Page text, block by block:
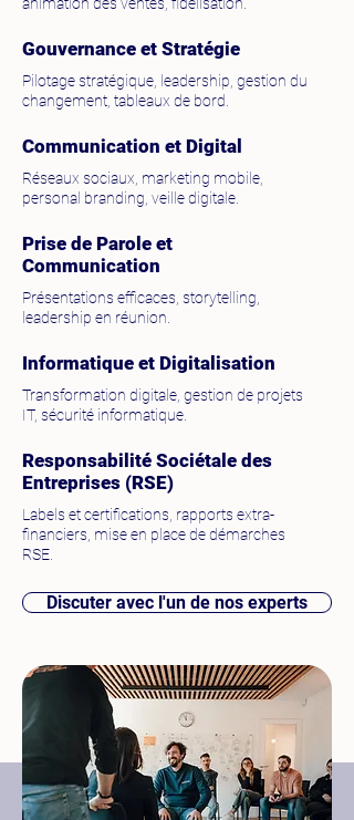
Gouvernance et Stratégie
Pilotage stratégique, leadership, gestion du
changement, tableaux de bord.
Communication et Digital
Réseaux sociaux, marketing mobile,
personal branding, veille digitale.
Prise de Parole et
Communication
Présentations efficaces, storytelling,
leadership en réunion.
Informatique et Digitalisation
Transformation digitale, gestion de projets
IT, sécurité informatique.
Responsabilité Sociétale des
Entreprises (RSE)
Labels et certifications, rapports extra-
financiers, mise en place de démarches
RSE.
Discuter avec l'un de nos experts